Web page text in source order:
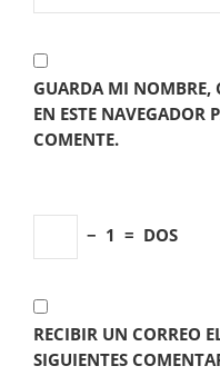
GUARDA MI NOMBRE,
EN ESTE NAVEGADOR
COMENTE.
− 1 = DOS
RECIBIR UN CORREO
SIGUIENTES